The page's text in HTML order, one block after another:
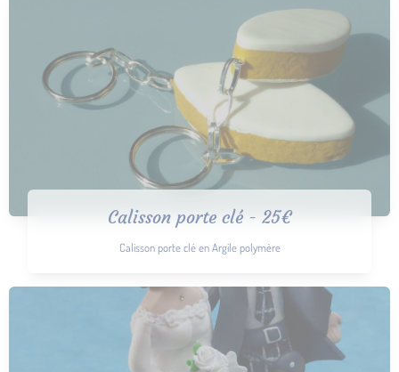
Calisson porte clé - 25€
Calisson porte clé en Argile polymère